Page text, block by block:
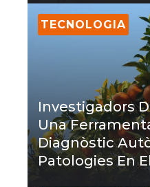
TECNOLOGIA
Investigadors
Una
Diagnòstic
Patologies En